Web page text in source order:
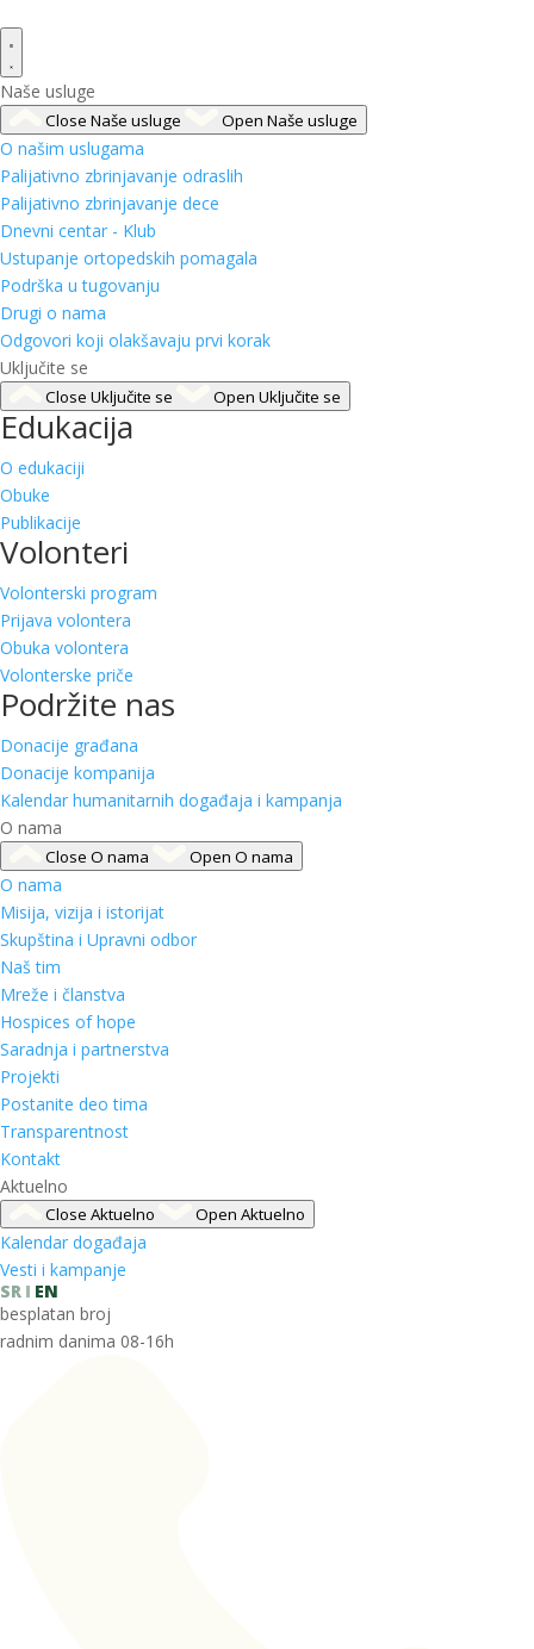
Naše usluge
Close Naše usluge Open Naše usluge
O našim uslugama
Palijativno zbrinjavanje odraslih
Palijativno zbrinjavanje dece
Dnevni centar - Klub
Ustupanje ortopedskih pomagala
Podrška u tugovanju
Drugi o nama
Odgovori koji olakšavaju prvi korak
Uključite se
Close Uključite se Open Uključite se
Edukacija
O edukaciji
Obuke
Publikacije
Volonteri
Volonterski program
Prijava volontera
Obuka volontera
Volonterske priče
Podržite nas
Donacije građana
Donacije kompanija
Kalendar humanitarnih događaja i kampanja
O nama
Close O nama Open O nama
O nama
Misija, vizija i istorijat
Skupština i Upravni odbor
Naš tim
Mreže i članstva
Hospices of hope
Saradnja i partnerstva
Projekti
Postanite deo tima
Transparentnost
Kontakt
Aktuelno
Close Aktuelno Open Aktuelno
Kalendar događaja
Vesti i kampanje
SR
EN
besplatan broj
radnim danima 08-16h